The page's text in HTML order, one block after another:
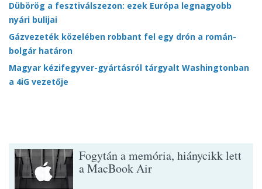
Dübörög a fesztiválszezon: ezek Európa legnagyobb
nyári bulijai
Gázvezeték közelében robbant fel egy drón a román-
bolgár határon
Magyar kézifegyver-gyártásról tárgyalt Washingtonban
a 4iG vezetője
Fogytán a memória, hiánycikk lett
a MacBook Air